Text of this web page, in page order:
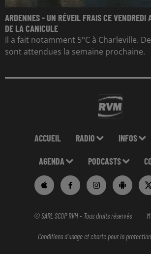
ARDENNES - UN RÉVEIL FRAIS CE VENDREDI
DE LA CANICULE
Il a fait notamment 5°C à Charleville.
sont attendues la semaine prochaine.
ACCUEIL RADIO INFOS
AGENDA PODCASTS
© SARL SCOP RVM - Tous droits réservés
Conditions d'usage et charte pour la